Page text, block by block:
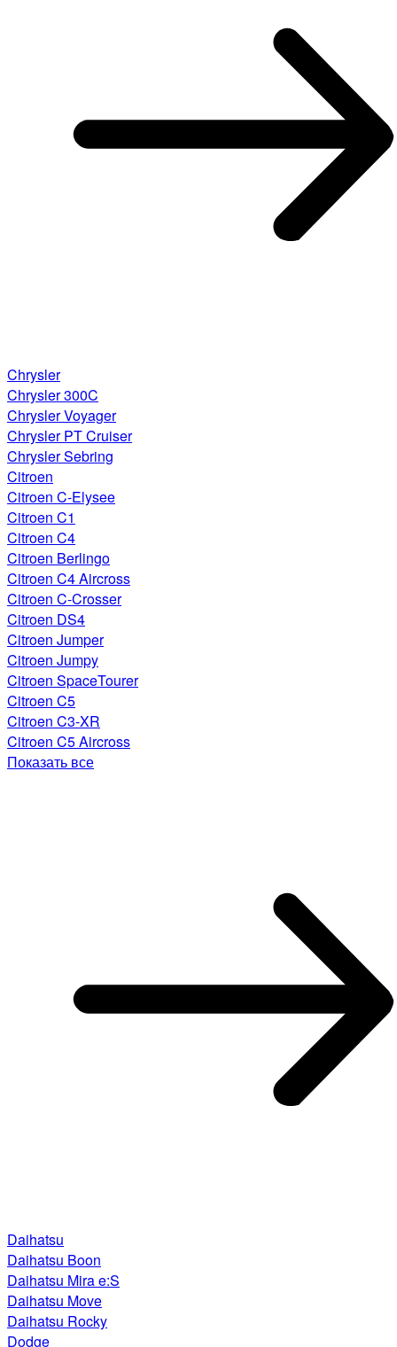
Chrysler
Chrysler 300C
Chrysler Voyager
Chrysler PT Cruiser
Chrysler Sebring
Citroen
Citroen C-Elysee
Citroen C1
Citroen C4
Citroen Berlingo
Citroen C4 Aircross
Citroen C-Crosser
Citroen DS4
Citroen Jumper
Citroen Jumpy
Citroen SpaceTourer
Citroen C5
Citroen C3-XR
Citroen C5 Aircross
Показать все
Daihatsu
Daihatsu Boon
Daihatsu Mira e:S
Daihatsu Move
Daihatsu Rocky
Dodge